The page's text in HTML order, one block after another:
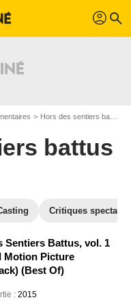
profil search
Hors des sentiers battus
battus
Critiques
Sentiers Battus, vol. 1
Motion Picture
(Best Of)
:2015